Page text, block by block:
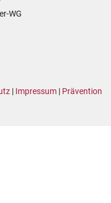
WG
| Impressum| Prävention